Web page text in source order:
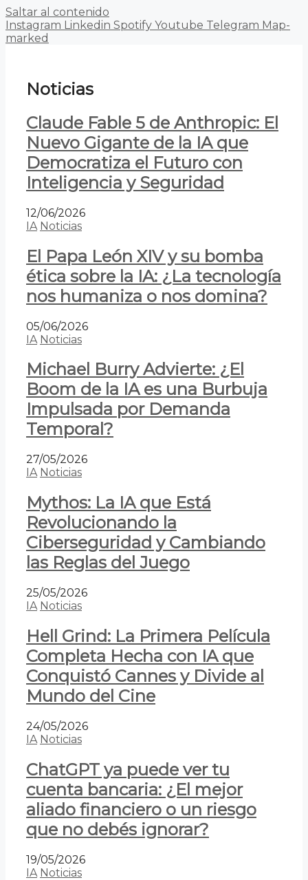
Saltar al contenido
Instagram Linkedin Spotify Youtube Telegram Map-
marked
Noticias
Claude Fable 5 de Anthropic: El
Nuevo Gigante de la IA que
Democratiza el Futuro con
Inteligencia y Seguridad
12/06/2026
IA Noticias
El Papa León XIV y su bomba
ética sobre la IA: ¿La tecnología
nos humaniza o nos domina?
05/06/2026
IA Noticias
Michael Burry Advierte: ¿El
Boom de la IA es una Burbuja
Impulsada por Demanda
Temporal?
27/05/2026
IA Noticias
Mythos: La IA que Está
Revolucionando la
Ciberseguridad y Cambiando
las Reglas del Juego
25/05/2026
IA Noticias
Hell Grind: La Primera Película
Completa Hecha con IA que
Conquistó Cannes y Divide al
Mundo del Cine
24/05/2026
IA Noticias
ChatGPT ya puede ver tu
cuenta bancaria: ¿El mejor
aliado financiero o un riesgo
que no debés ignorar?
19/05/2026
IA Noticias